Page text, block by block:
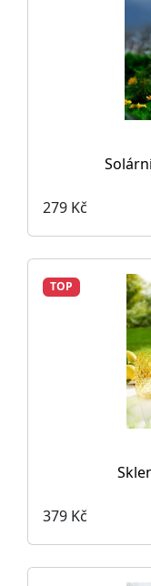
279 Kč
TOP
379 Kč